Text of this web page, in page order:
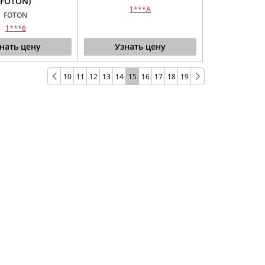
FOTON
1***6
цену
1***A
Узнать цену
10 11 12 13 14 15 16 17 18 19